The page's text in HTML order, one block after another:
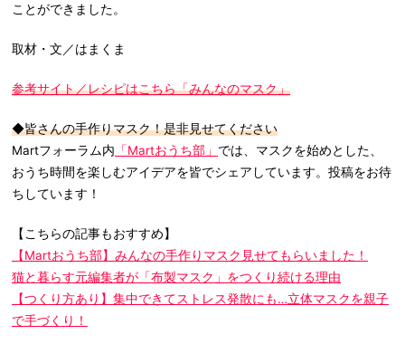
ことができました。
取材・文／はまくま
参考サイト／レシピはこちら「みんなのマスク」
◆皆さんの手作りマスク！是非見せてください
Martフォーラム内 「Martおうち部」 では、マスクを始めとした、
おうち時間を楽しむアイデアを皆でシェアしています。投稿をお待
ちしています！
【こちらの記事もおすすめ】
【Martおうち部】みんなの手作りマスク見せてもらいました！
猫と暮らす元編集者が「布製マスク」をつくり続ける理由
【つくり方あり】集中できてストレス発散にも…立体マスクを親子
で手づくり！